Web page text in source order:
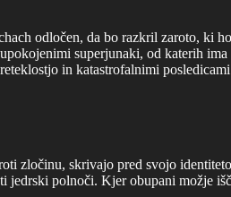
odločen, da bo razkril zaroto, ki
superjunaki, od katerih ima
in katastrofalnimi
zločinu, skrivajo pred svojo
jedrski polnoči. Kjer obupani možje